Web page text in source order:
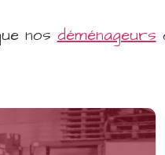
nosdéménageurs